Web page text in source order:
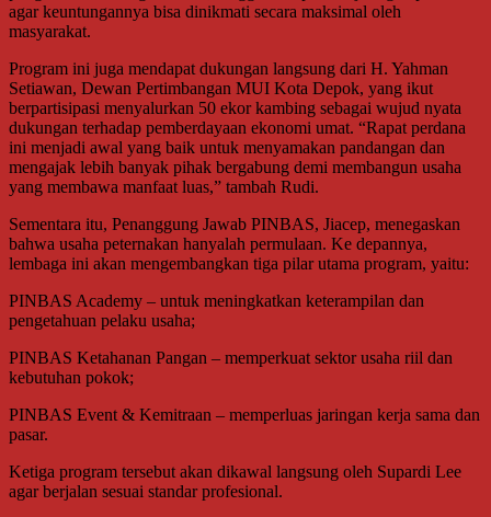
agar keuntungannya bisa dinikmati secara maksimal oleh
masyarakat.
Program ini juga mendapat dukungan langsung dari H. Yahman
Setiawan, Dewan Pertimbangan MUI Kota Depok, yang ikut
berpartisipasi menyalurkan 50 ekor kambing sebagai wujud nyata
dukungan terhadap pemberdayaan ekonomi umat. “Rapat perdana
ini menjadi awal yang baik untuk menyamakan pandangan dan
mengajak lebih banyak pihak bergabung demi membangun usaha
yang membawa manfaat luas,” tambah Rudi.
Sementara itu, Penanggung Jawab PINBAS, Jiacep, menegaskan
bahwa usaha peternakan hanyalah permulaan. Ke depannya,
lembaga ini akan mengembangkan tiga pilar utama program, yaitu:
PINBAS Academy – untuk meningkatkan keterampilan dan
pengetahuan pelaku usaha;
PINBAS Ketahanan Pangan – memperkuat sektor usaha riil dan
kebutuhan pokok;
PINBAS Event & Kemitraan – memperluas jaringan kerja sama dan
pasar.
Ketiga program tersebut akan dikawal langsung oleh Supardi Lee
agar berjalan sesuai standar profesional.